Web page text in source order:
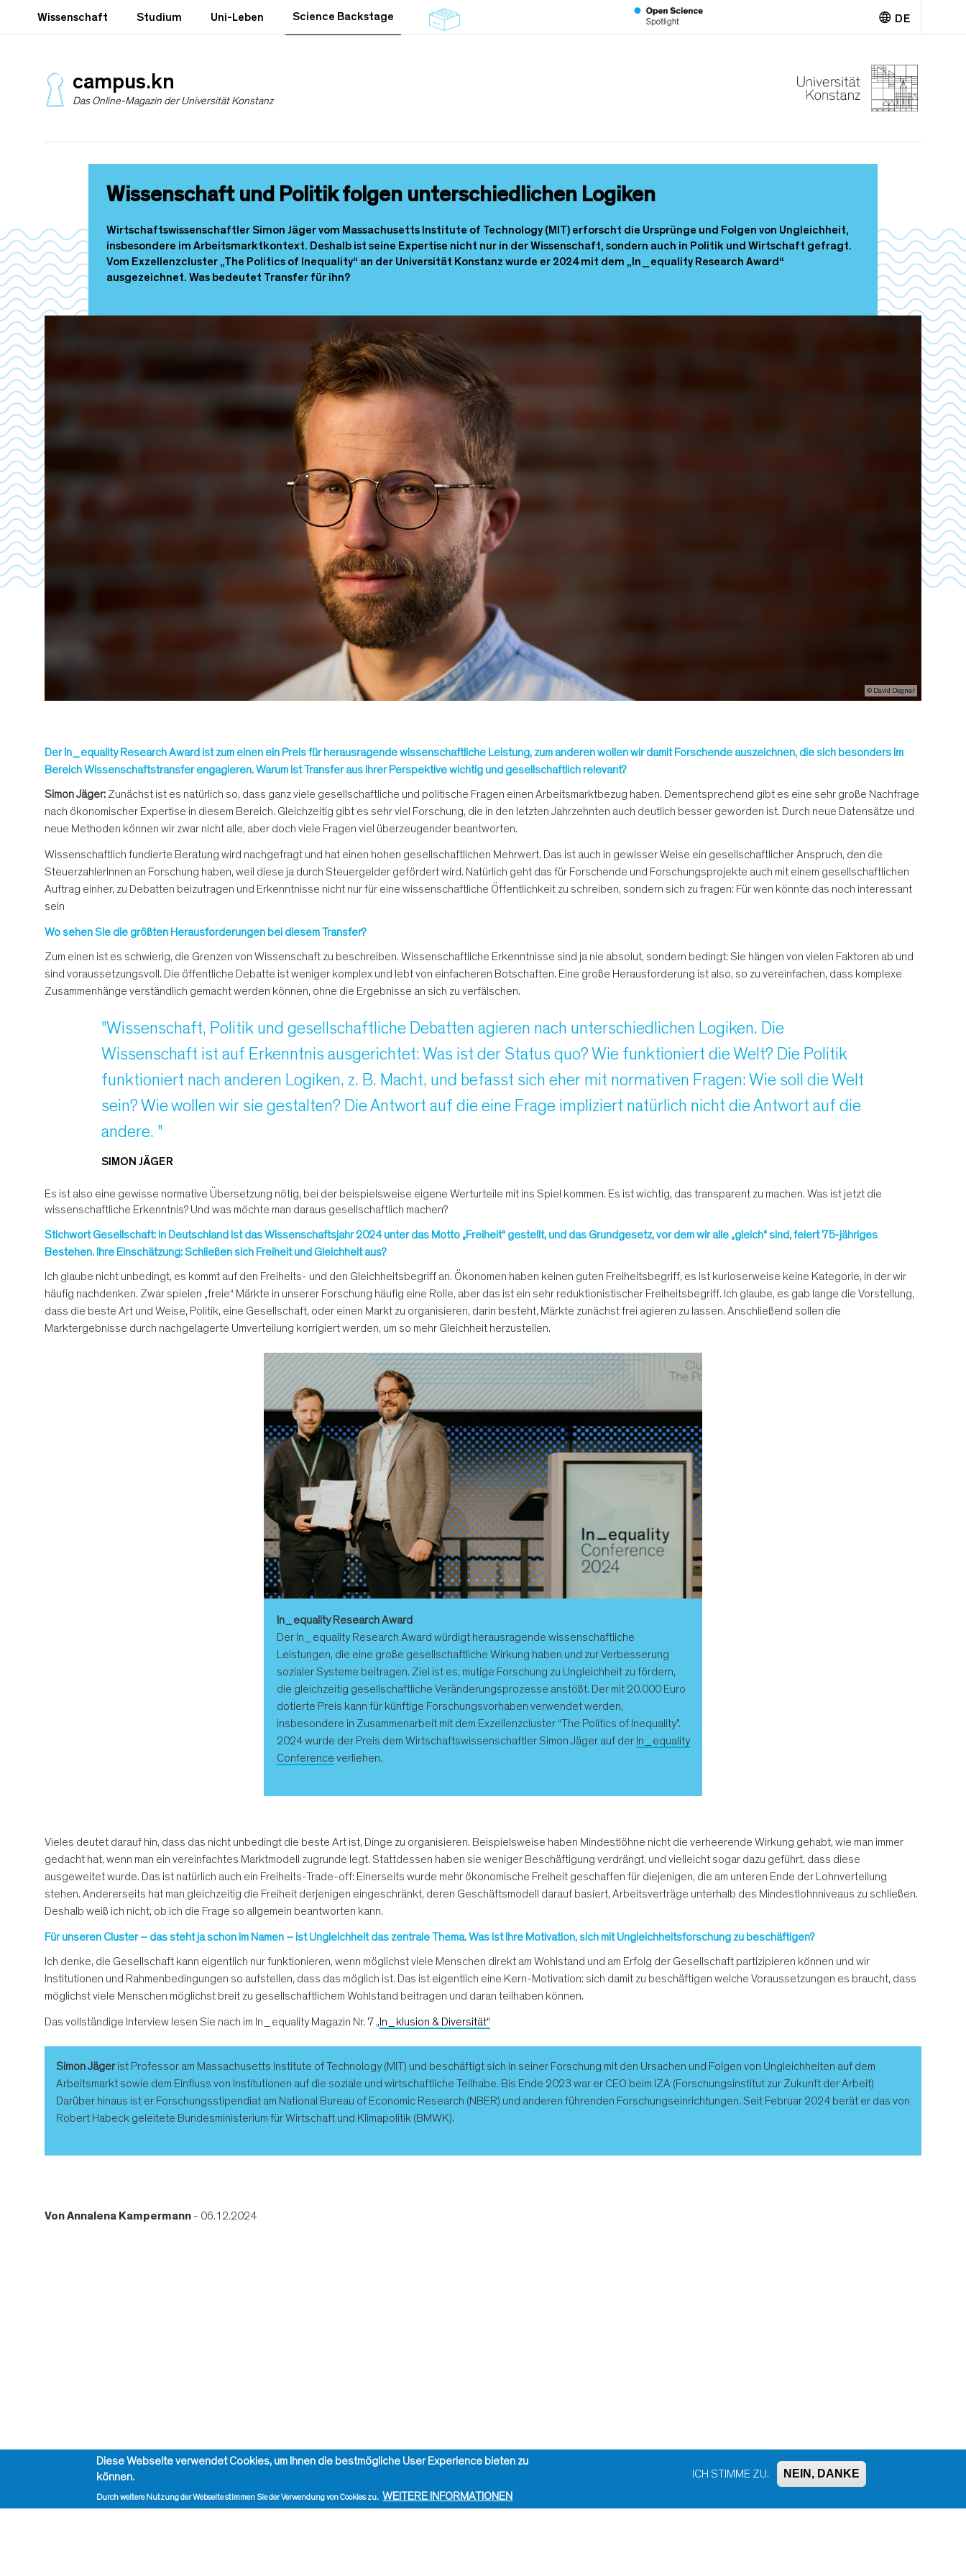
Wissenschaft Studium Uni-Leben Science Backstage DE
campus.kn
Das Online-Magazin der Universität Konstanz
Wissenschaft und Politik folgen unterschiedlichen Logiken
Wirtschaftswissenschaftler Simon Jäger vom Massachusetts Institute of Technology (MIT) erforscht die Ursprünge und Folgen von Ungleichheit,
insbesondere im Arbeitsmarktkontext. Deshalb ist seine Expertise nicht nur in der Wissenschaft, sondern auch in Politik und Wirtschaft gefragt.
Vom Exzellenzcluster „The Politics of Inequality“ an der Universität Konstanz wurde er 2024 mit dem „In_equality Research Award“
ausgezeichnet. Was bedeutet Transfer für ihn?
© David Degner
Der In_equality Research Award ist zum einen ein Preis für herausragende wissenschaftliche Leistung, zum anderen wollen wir damit Forschende auszeichnen, die sich besonders im
Bereich Wissenschaftstransfer engagieren. Warum ist Transfer aus Ihrer Perspektive wichtig und gesellschaftlich relevant?
Simon Jäger: Zunächst ist es natürlich so, dass ganz viele gesellschaftliche und politische Fragen einen Arbeitsmarktbezug haben. Dementsprechend gibt es eine sehr große Nachfrage
nach ökonomischer Expertise in diesem Bereich. Gleichzeitig gibt es sehr viel Forschung, die in den letzten Jahrzehnten auch deutlich besser geworden ist. Durch neue Datensätze und
neue Methoden können wir zwar nicht alle, aber doch viele Fragen viel überzeugender beantworten.
Wissenschaftlich fundierte Beratung wird nachgefragt und hat einen hohen gesellschaftlichen Mehrwert. Das ist auch in gewisser Weise ein gesellschaftlicher Anspruch, den die
SteuerzahlerInnen an Forschung haben, weil diese ja durch Steuergelder gefördert wird. Natürlich geht das für Forschende und Forschungsprojekte auch mit einem gesellschaftlichen
Auftrag einher, zu Debatten beizutragen und Erkenntnisse nicht nur für eine wissenschaftliche Öffentlichkeit zu schreiben, sondern sich zu fragen: Für wen könnte das noch interessant
sein
Wo sehen Sie die größten Herausforderungen bei diesem Transfer?
Zum einen ist es schwierig, die Grenzen von Wissenschaft zu beschreiben. Wissenschaftliche Erkenntnisse sind ja nie absolut, sondern bedingt: Sie hängen von vielen Faktoren ab und
sind voraussetzungsvoll. Die öffentliche Debatte ist weniger komplex und lebt von einfacheren Botschaften. Eine große Herausforderung ist also, so zu vereinfachen, dass komplexe
Zusammenhänge verständlich gemacht werden können, ohne die Ergebnisse an sich zu verfälschen.
"Wissenschaft, Politik und gesellschaftliche Debatten agieren nach unterschiedlichen Logiken. Die
Wissenschaft ist auf Erkenntnis ausgerichtet: Was ist der Status quo? Wie funktioniert die Welt? Die Politik
funktioniert nach anderen Logiken, z. B. Macht, und befasst sich eher mit normativen Fragen: Wie soll die Welt
sein? Wie wollen wir sie gestalten? Die Antwort auf die eine Frage impliziert natürlich nicht die Antwort auf die
andere. "
SIMON JÄGER
Es ist also eine gewisse normative Übersetzung nötig, bei der beispielsweise eigene Werturteile mit ins Spiel kommen. Es ist wichtig, das transparent zu machen. Was ist jetzt die
wissenschaftliche Erkenntnis? Und was möchte man daraus gesellschaftlich machen?
Stichwort Gesellschaft: in Deutschland ist das Wissenschaftsjahr 2024 unter das Motto „Freiheit“ gestellt, und das Grundgesetz, vor dem wir alle „gleich“ sind, feiert 75-jähriges
Bestehen. Ihre Einschätzung: Schließen sich Freiheit und Gleichheit aus?
Ich glaube nicht unbedingt, es kommt auf den Freiheits- und den Gleichheitsbegriff an. Ökonomen haben keinen guten Freiheitsbegriff, es ist kurioserweise keine Kategorie, in der wir
häufig nachdenken. Zwar spielen „freie“ Märkte in unserer Forschung häufig eine Rolle, aber das ist ein sehr reduktionistischer Freiheitsbegriff. Ich glaube, es gab lange die Vorstellung,
dass die beste Art und Weise, Politik, eine Gesellschaft, oder einen Markt zu organisieren, darin besteht, Märkte zunächst frei agieren zu lassen. Anschließend sollen die
Marktergebnisse durch nachgelagerte Umverteilung korrigiert werden, um so mehr Gleichheit herzustellen.
In_equality Research Award
Der In_equality Research Award würdigt herausragende wissenschaftliche
Leistungen, die eine große gesellschaftliche Wirkung haben und zur Verbesserung
sozialer Systeme beitragen. Ziel ist es, mutige Forschung zu Ungleichheit zu fördern,
die gleichzeitig gesellschaftliche Veränderungsprozesse anstößt. Der mit 20.000 Euro
dotierte Preis kann für künftige Forschungsvorhaben verwendet werden,
insbesondere in Zusammenarbeit mit dem Exzellenzcluster “The Politics of Inequality”.
2024 wurde der Preis dem Wirtschaftswissenschaftler Simon Jäger auf der In_equality
Conference verliehen.
Vieles deutet darauf hin, dass das nicht unbedingt die beste Art ist, Dinge zu organisieren. Beispielsweise haben Mindestlöhne nicht die verheerende Wirkung gehabt, wie man immer
gedacht hat, wenn man ein vereinfachtes Marktmodell zugrunde legt. Stattdessen haben sie weniger Beschäftigung verdrängt, und vielleicht sogar dazu geführt, dass diese
ausgeweitet wurde. Das ist natürlich auch ein Freiheits-Trade-off: Einerseits wurde mehr ökonomische Freiheit geschaffen für diejenigen, die am unteren Ende der Lohnverteilung
stehen. Andererseits hat man gleichzeitig die Freiheit derjenigen eingeschränkt, deren Geschäftsmodell darauf basiert, Arbeitsverträge unterhalb des Mindestlohnniveaus zu schließen.
Deshalb weiß ich nicht, ob ich die Frage so allgemein beantworten kann.
Für unseren Cluster – das steht ja schon im Namen – ist Ungleichheit das zentrale Thema. Was ist Ihre Motivation, sich mit Ungleichheitsforschung zu beschäftigen?
Ich denke, die Gesellschaft kann eigentlich nur funktionieren, wenn möglichst viele Menschen direkt am Wohlstand und am Erfolg der Gesellschaft partizipieren können und wir
Institutionen und Rahmenbedingungen so aufstellen, dass das möglich ist. Das ist eigentlich eine Kern-Motivation: sich damit zu beschäftigen welche Voraussetzungen es braucht, dass
möglichst viele Menschen möglichst breit zu gesellschaftlichem Wohlstand beitragen und daran teilhaben können.
Das vollständige Interview lesen Sie nach im In_equality Magazin Nr. 7 „ In_klusion & Diversität“
Simon Jägerist Professor am Massachusetts Institute of Technology (MIT) und beschäftigt sich in seiner Forschung mit den Ursachen und Folgen von Ungleichheiten auf dem
Arbeitsmarkt sowie dem Einfluss von Institutionen auf die soziale und wirtschaftliche Teilhabe. Bis Ende 2023 war er CEO beim IZA (Forschungsinstitut zur Zukunft der Arbeit)
Darüber hinaus ist er Forschungsstipendiat am National Bureau of Economic Research (NBER) und anderen führenden Forschungseinrichtungen. Seit Februar 2024 berät er das von
Robert Habeck geleitete Bundesministerium für Wirtschaft und Klimapolitik (BMWK).
VonAnnalena Kampermann - 06.12.2024
Diese Webseite verwendet Cookies, um Ihnen die bestmögliche User Experience bieten zu
können.
Durch weitere Nutzung der Webseite stimmen Sie der Verwendung von Cookies zu. WEITERE INFORMATIONEN
ICH STIMME ZU. NEIN, DANKE